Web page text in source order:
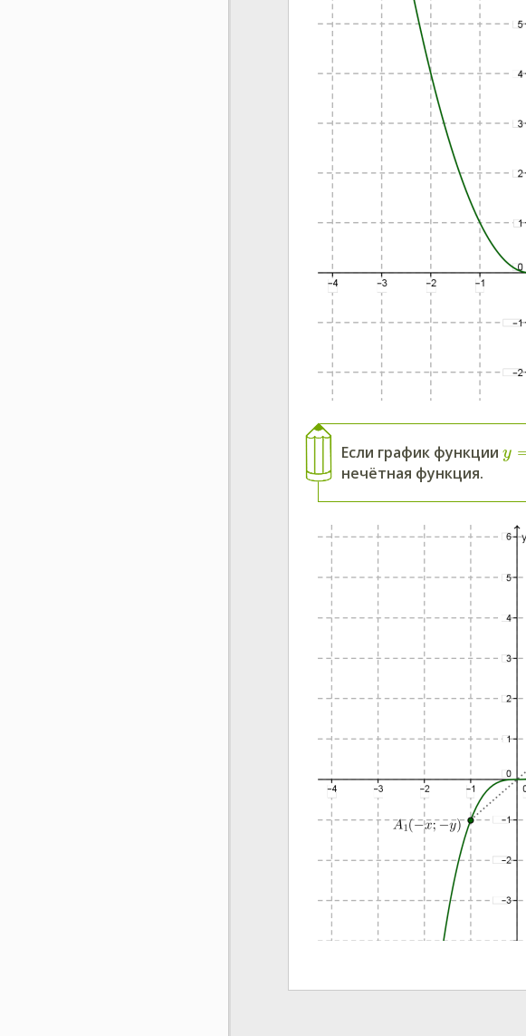
Если график функции y
нечётная функция.